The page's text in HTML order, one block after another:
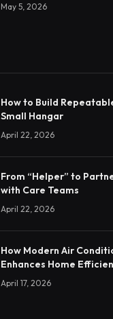
May 5, 2026
How to Build
Small Hangar
April 22, 2026
From “Helper” to
with Care Teams
April 22, 2026
How Modern Air
Enhances Home
April 17, 2026